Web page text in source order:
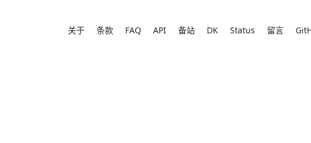
关于 条款 FAQ API 备站 DK Status 留言